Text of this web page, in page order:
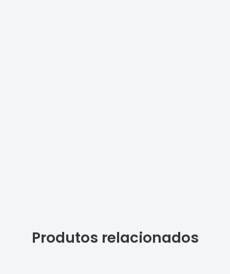
Produtos relacionados